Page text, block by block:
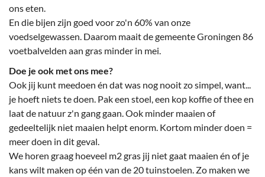
ons eten.
En die bijen zijn goed voor zo'n 60% van onze
voedselgewassen. Daarom maait de gemeente Groningen 86
voetbalvelden aan gras minder in mei.
Doe je ook met ons mee?
Ook jij kunt meedoen én dat was nog nooit zo simpel, want...
je hoeft niets te doen. Pak een stoel, een kop koffie of thee en
laat de natuur z'n gang gaan. Ook minder maaien of
gedeeltelijk niet maaien helpt enorm. Kortom minder doen =
meer doen in dit geval.
We horen graag hoeveel m2 gras jij niet gaat maaien én of je
kans wilt maken op één van de 20 tuinstoelen. Zo maken we